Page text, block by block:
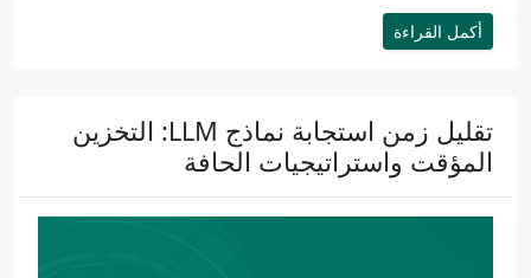
أكمل القراءة
تقليل زمن استجابة نماذج LLM: التخزين
المؤقت واستراتيجيات الحافة